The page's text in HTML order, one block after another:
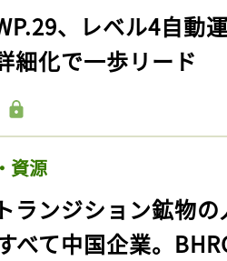
、レベル4自動
細化で一歩リード
資源
ランジション鉱物
べて中国企業。
お気に入りに